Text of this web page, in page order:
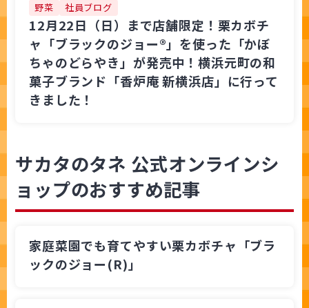
野菜 社員ブログ
12月22日（日）まで店舗限定！栗カボチ
ャ「ブラックのジョー®」を使った「かぼ
ちゃのどらやき」が発売中！横浜元町の和
菓子ブランド「香炉庵 新横浜店」に行って
きました！
サカタのタネ 公式オンラインシ
ョップのおすすめ記事
家庭菜園でも育てやすい栗カボチャ「ブラ
ックのジョー(R)」